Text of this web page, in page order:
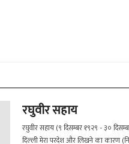
रघुवीर सहाय
रघुवीर सहाय (९ दिसम्बर १९२९ - ३०
दिल्ली मेरा परदेश और लिखने का कारण